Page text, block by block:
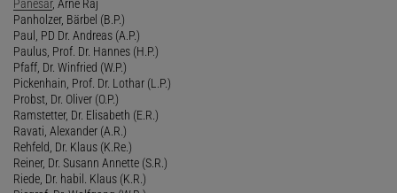
Panesar, Arne Raj
Panholzer, Bärbel (B.P.)
Paul, PD Dr. Andreas (A.P.)
Paulus, Prof. Dr. Hannes (H.P.)
Pfaff, Dr. Winfried (W.P.)
Pickenhain, Prof. Dr. Lothar (L.P.)
Probst, Dr. Oliver (O.P.)
Ramstetter, Dr. Elisabeth (E.R.)
Ravati, Alexander (A.R.)
Rehfeld, Dr. Klaus (K.Re.)
Reiner, Dr. Susann Annette (S.R.)
Riede, Dr. habil. Klaus (K.R.)